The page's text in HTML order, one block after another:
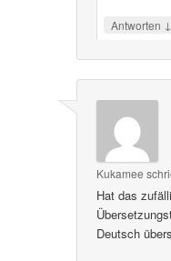
Antworten ↓
Kukamee
Hat das
Deutsch